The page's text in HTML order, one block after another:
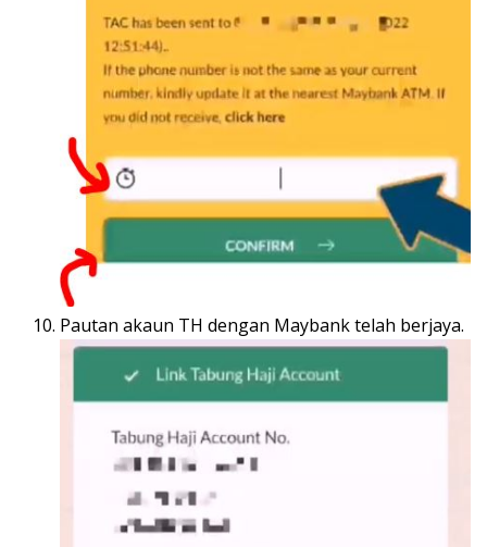
Pautan akaun TH dengan Maybank telah berjaya.